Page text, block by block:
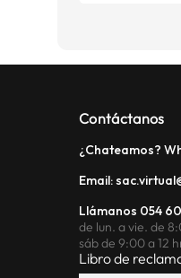
Contáctanos
¿Chateamos?
Email:
Llámanos 054
de lun. a vie. de
sáb de 9:00 a 12
Libro de